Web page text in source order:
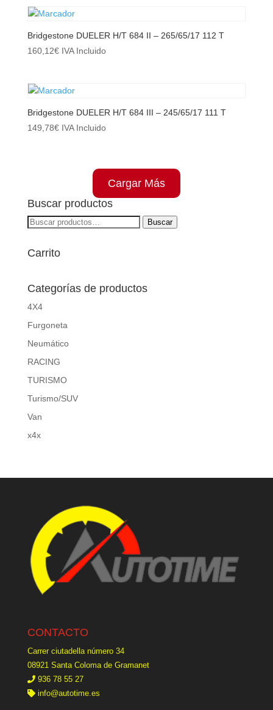
Bridgestone DUELER H/T 684 II – 265/65/17 112 T
160,12€ IVA Incluido
Bridgestone DUELER H/T 684 III – 245/65/17 111 T
149,78€ IVA Incluido
Cargar Más
Buscar productos
Buscar
Buscar
Carrito
Categorías de productos
4X4
Furgoneta
Neumático
RACING
TURISMO
Turismo/SUV
Van
x4x
CONTACTO
Carrer ciutadella número 34
08921 Santa Coloma de Gramanet
936 78 55 27
info@autotime.es